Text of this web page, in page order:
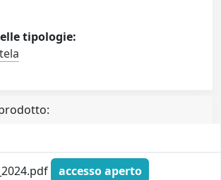
tipologie:
accesso aperto